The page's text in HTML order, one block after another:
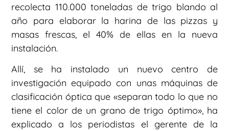
recolecta 110.000 toneladas de trigo blando al
año para elaborar la harina de las pizzas y
masas frescas, el 40% de ellas en la nueva
instalación.
Allí, se ha instalado un nuevo centro de
investigación equipado con unas máquinas de
clasificación óptica que «separan todo lo que no
tiene el color de un grano de trigo óptimo», ha
explicado a los periodistas el gerente de la